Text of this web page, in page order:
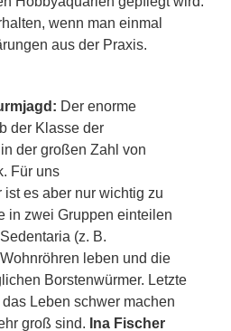
wenn man einmal
aus der Praxis.
Der enorme
der Klasse der
der großen Zahl von
Für uns
es aber nur wichtig zu
in zwei Gruppen einteilen
(z. B.
leben und die
Borstenwürmer. Letzte
Leben schwer machen
groß sind. Ina Fischer